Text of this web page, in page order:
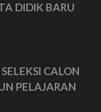
DIDIK BARU
CALON
PELAJARAN